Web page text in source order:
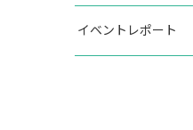
イベントレポート